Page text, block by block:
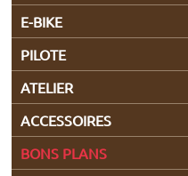
E-BIKE
PILOTE
ATELIER
ACCESSOIRES
BONS PLANS